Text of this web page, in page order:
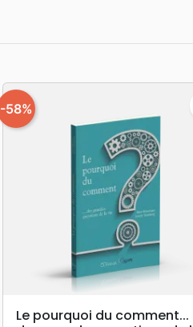
APERÇU RAPIDE
-58%
Le pourquoi du comment...